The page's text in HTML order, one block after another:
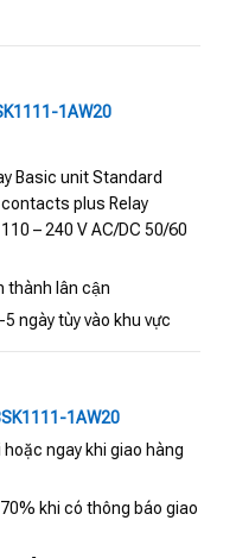
1AW20
Basic unit Standard
plus Relay
– 240 V AC/DC 50/60
thành lân cận
ngày tùy vào khu vực
1AW20
ngay khi giao hàng
khi có thông báo giao